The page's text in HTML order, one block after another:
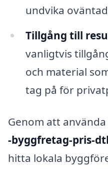
undvika
Tillgång till
vanligtvis
och material
tag på för
Genom att
-byggfretag-pris-
hitta lokala